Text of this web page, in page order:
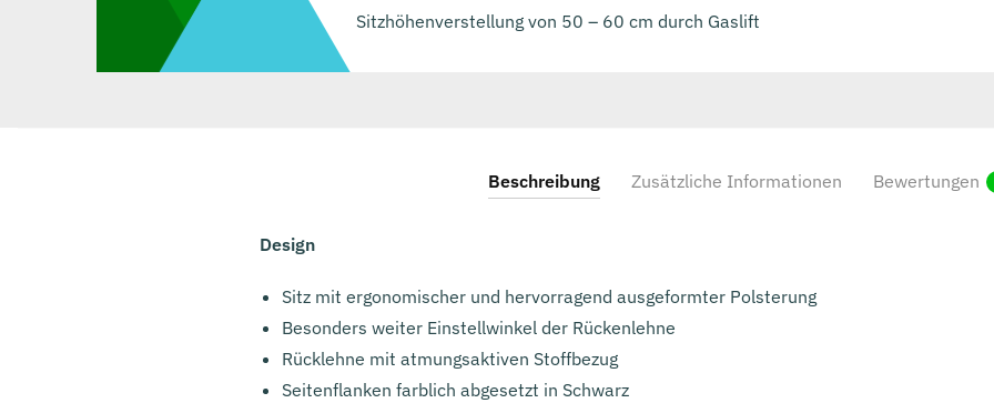
Sitzhöhenverstellung von 50 – 60 cm durch Gaslift
Beschreibung Zusätzliche Informationen Bewertungen
Design
Sitz mit ergonomischer und hervorragend ausgeformter Polsterung
Besonders weiter Einstellwinkel der Rückenlehne
Rücklehne mit atmungsaktiven Stoffbezug
Seitenflanken farblich abgesetzt in Schwarz